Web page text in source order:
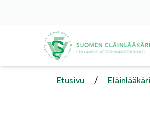
Etusivu /